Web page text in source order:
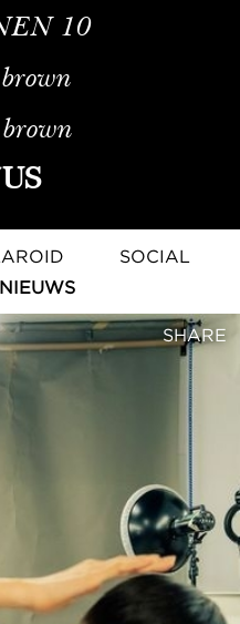
10
brown
brown
US
SOCIAL
NIEUWS
SHARE